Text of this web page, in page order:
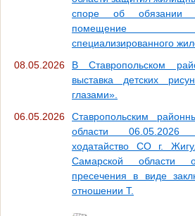
споре об обязании
помещение
специализированного
08.05.2026
В Ставропольском
выставка детских
глазами».
06.05.2026
Ставропольским
области 06.05.2026
ходатайство СО г.
Самарской области
пресечения в виде
отношении Т.